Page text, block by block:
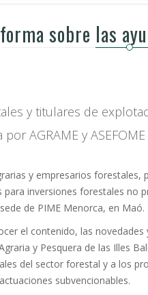
sobre las
y titulares de
AGRAME y
y empresarios forestales,
inversiones forestales no
de PIME Menorca, en Maó.
el contenido, las novedades
y Pesquera de las Illes
del sector forestal y a los
subvencionables.